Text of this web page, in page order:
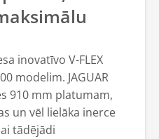
inovatīvo V-FLEX
modelim. JAGUAR
910 mm platumam,
un vēl lielāka inerce
tādējādi